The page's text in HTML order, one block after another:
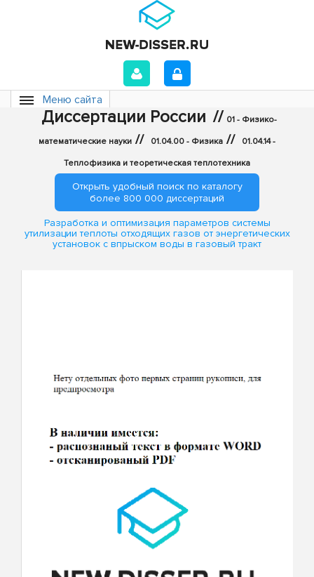
Меню сайта
Диссертации России // 01 - Физико-
математические науки // 01.04.00 - Физика // 01.04.14 -
Теплофизика и теоретическая теплотехника
Открыть удобный поиск по каталогу
более 800 000 диссертаций
Разработка и оптимизация параметров системы
утилизации теплоты отходящих газов от энергетических
установок с впрыском воды в газовый тракт